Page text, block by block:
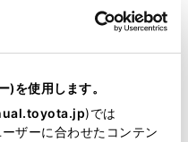
を使用します。
)では
ザーに合わせたコンテン